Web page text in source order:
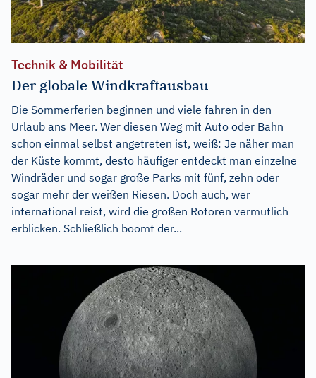
Technik & Mobilität
Der globale Windkraftausbau
Die Sommerferien beginnen und viele fahren in den
Urlaub ans Meer. Wer diesen Weg mit Auto oder Bahn
schon einmal selbst angetreten ist, weiß: Je näher man
der Küste kommt, desto häufiger entdeckt man einzelne
Windräder und sogar große Parks mit fünf, zehn oder
sogar mehr der weißen Riesen. Doch auch, wer
international reist, wird die großen Rotoren vermutlich
erblicken. Schließlich boomt der...